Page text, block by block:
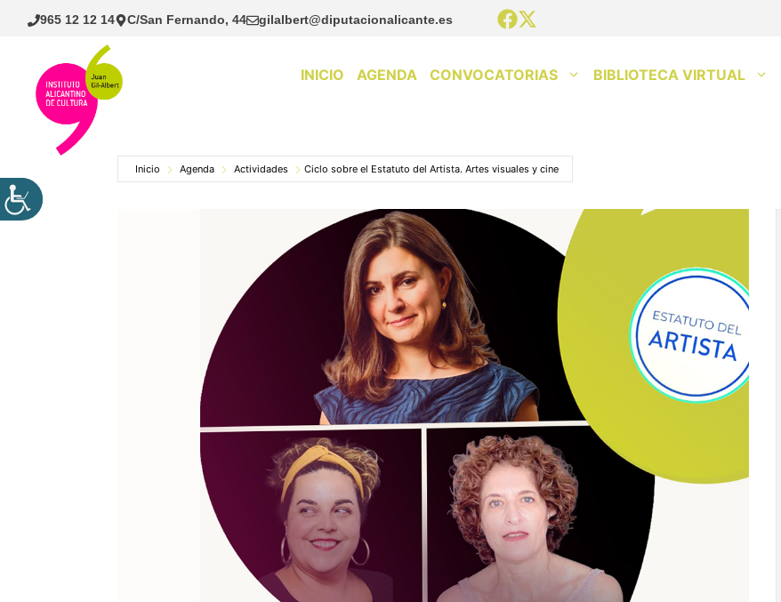
Saltar
965 12 12 14 C/San Fernando, 44 gilalbert@diputacionalicante.es
INICIO AGENDA CONVOCATORIAS BIBLIOTECA VIRTUAL
Inicio Agenda Actividades Ciclo sobre el Estatuto del Artista. Artes visuales y cine